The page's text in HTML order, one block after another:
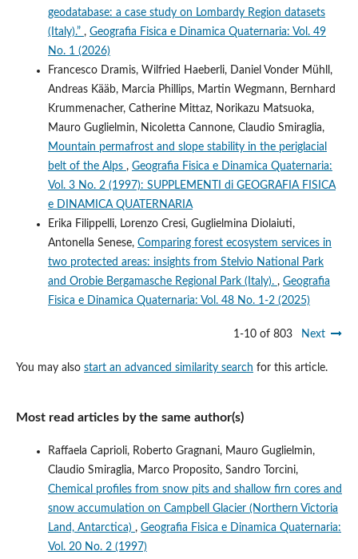
geodatabase: a case study on Lombardy Region datasets
(Italy).” , Geografia Fisica e Dinamica Quaternaria: Vol. 49
No. 1 (2026)
Francesco Dramis, Wilfried Haeberli, Daniel Vonder Mühll,
Andreas Kääb, Marcia Phillips, Martin Wegmann, Bernhard
Krummenacher, Catherine Mittaz, Norikazu Matsuoka,
Mauro Guglielmin, Nicoletta Cannone, Claudio Smiraglia,
Mountain permafrost and slope stability in the periglacial
belt of the Alps , Geografia Fisica e Dinamica Quaternaria:
Vol. 3 No. 2 (1997): SUPPLEMENTI di GEOGRAFIA FISICA
e DINAMICA QUATERNARIA
Erika Filippelli, Lorenzo Cresi, Guglielmina Diolaiuti,
Antonella Senese, Comparing forest ecosystem services in
two protected areas: insights from Stelvio National Park
and Orobie Bergamasche Regional Park (Italy). , Geografia
Fisica e Dinamica Quaternaria: Vol. 48 No. 1-2 (2025)
1-10 of 803 Next
You may also start an advanced similarity search for this article.
Most read articles by the same author(s)
Raffaela Caprioli, Roberto Gragnani, Mauro Guglielmin,
Claudio Smiraglia, Marco Proposito, Sandro Torcini,
Chemical profiles from snow pits and shallow firn cores and
snow accumulation on Campbell Glacier (Northern Victoria
Land, Antarctica) , Geografia Fisica e Dinamica Quaternaria:
Vol. 20 No. 2 (1997)